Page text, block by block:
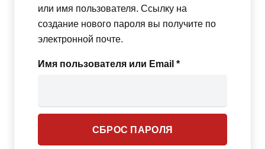
или имя пользователя. Ссылку на
создание нового пароля вы получите по
электронной почте.
Имя пользователя или Email *Обязательно
СБРОС ПАРОЛЯ